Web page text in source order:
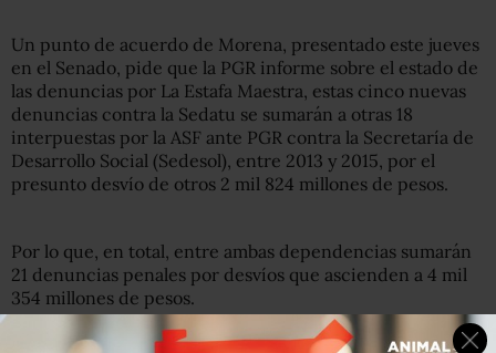
Un punto de acuerdo de Morena, presentado este jueves
en el Senado, pide que la PGR informe sobre el estado de
las denuncias por La Estafa Maestra, estas cinco nuevas
denuncias contra la Sedatu se sumarán a otras 18
interpuestas por la ASF ante PGR contra la Secretaría de
Desarrollo Social (Sedesol), entre 2013 y 2015, por el
presunto desvío de otros 2 mil 824 millones de pesos.
Por lo que, en total, entre ambas dependencias sumarán
21 denuncias penales por desvíos que ascienden a 4 mil
354 millones de pesos.